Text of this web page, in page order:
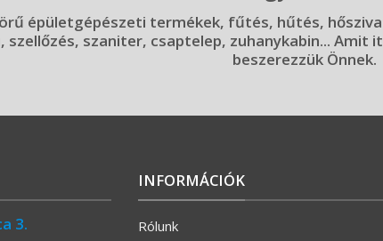
épületgépészeti termékek, fűtés, hűtés,
szellőzés, szaniter, csaptelep, zuhanykabin...
beszerezzük Önnek.
3.
INFORMÁCIÓK
Rólunk